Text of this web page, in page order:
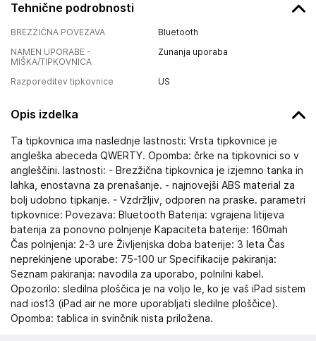
Tehnične podrobnosti
BREZŽIČNA POVEZAVA
Bluetooth
NAMEN UPORABE -
MIŠKA/TIPKOVNICA
Zunanja uporaba
Razporeditev tipkovnice US
Opis izdelka
Ta tipkovnica ima naslednje lastnosti: Vrsta tipkovnice je
angleška abeceda QWERTY. Opomba: črke na tipkovnici so v
angleščini. lastnosti: - Brezžična tipkovnica je izjemno tanka in
lahka, enostavna za prenašanje. - najnovejši ABS material za
bolj udobno tipkanje. - Vzdržljiv, odporen na praske. parametri
tipkovnice: Povezava: Bluetooth Baterija: vgrajena litijeva
baterija za ponovno polnjenje Kapaciteta baterije: 160mah
Čas polnjenja: 2-3 ure Življenjska doba baterije: 3 leta Čas
neprekinjene uporabe: 75-100 ur Specifikacije pakiranja:
Seznam pakiranja: navodila za uporabo, polnilni kabel.
Opozorilo: sledilna ploščica je na voljo le, ko je vaš iPad sistem
nad ios13 (iPad air ne more uporabljati sledilne ploščice).
Opomba: tablica in svinčnik nista priložena.